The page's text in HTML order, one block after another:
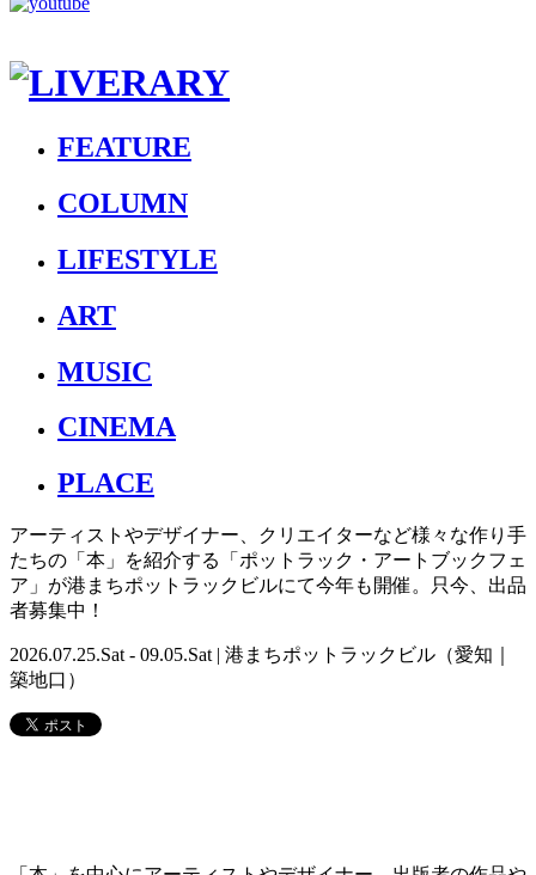
FEATURE
COLUMN
LIFESTYLE
ART
MUSIC
CINEMA
PLACE
アーティストやデザイナー、クリエイターなど様々な作り手
たちの「本」を紹介する「ポットラック・アートブックフェ
ア」が港まちポットラックビルにて今年も開催。只今、出品
者募集中！
2026.07.25.Sat - 09.05.Sat | 港まちポットラックビル（愛知｜
築地口）